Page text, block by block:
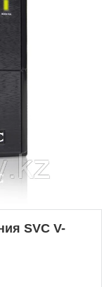
SVC V-